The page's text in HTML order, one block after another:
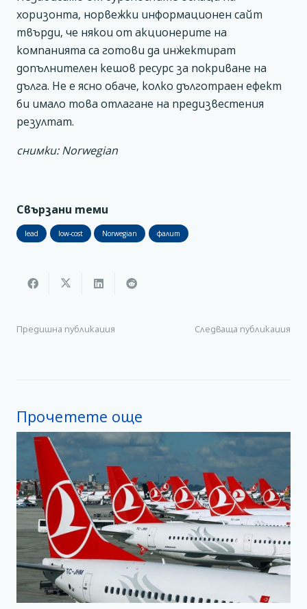
хоризонта, норвежки информационен сайт
твърди, че някои от акционерите на
компанията са готови да инжектират
допълнителен кешов ресурс за покриване на
дълга. Не е ясно обаче, колко дълготраен ефект
би имало това отлагане на предизвестения
резултат.
снимки: Norwegian
Свързани теми
lead low-cost Norwegian фалит
Предишна публикация Следваща публикация
Прочетете още